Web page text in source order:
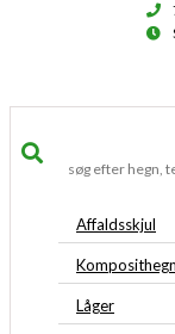
Affaldsskjul
Komposithegn
Låger